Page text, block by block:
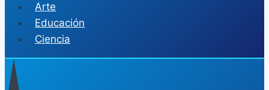
Arte
Educación
Ciencia